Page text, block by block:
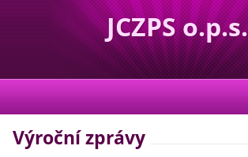
JCZPS o.p.s.
Výroční zprávy